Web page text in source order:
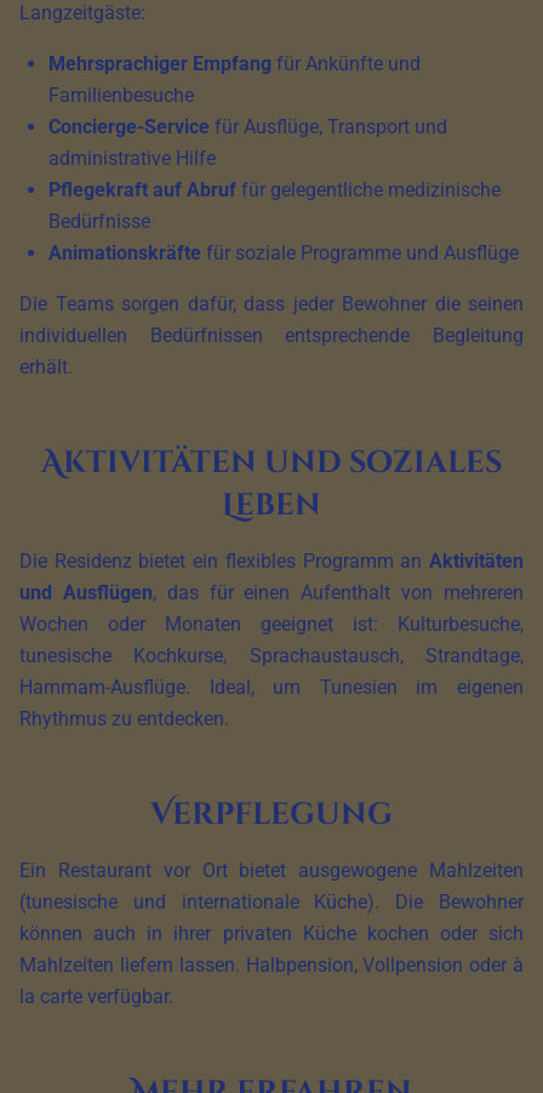
Langzeitgäste:
Mehrsprachiger Empfang für Ankünfte und
Familienbesuche
Concierge-Service für Ausflüge, Transport und
administrative Hilfe
Pflegekraft auf Abruf für gelegentliche medizinische
Bedürfnisse
Animationskräfte für soziale Programme und Ausflüge
Die Teams sorgen dafür, dass jeder Bewohner die seinen
individuellen Bedürfnissen entsprechende Begleitung
erhält.
Aktivitäten und soziales
Leben
Die Residenz bietet ein flexibles Programm an Aktivitäten
und Ausflügen, das für einen Aufenthalt von mehreren
Wochen oder Monaten geeignet ist: Kulturbesuche,
tunesische Kochkurse, Sprachaustausch, Strandtage,
Hammam-Ausflüge. Ideal, um Tunesien im eigenen
Rhythmus zu entdecken.
Verpflegung
Ein Restaurant vor Ort bietet ausgewogene Mahlzeiten
(tunesische und internationale Küche). Die Bewohner
können auch in ihrer privaten Küche kochen oder sich
Mahlzeiten liefern lassen. Halbpension, Vollpension oder à
la carte verfügbar.